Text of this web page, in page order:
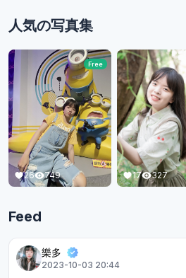
人気の写真集
26 749
Free
17 327
Feed
樂多
2023-10-03 20:44